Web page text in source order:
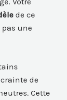
de ce
une
de
Cette